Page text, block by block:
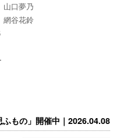
口夢乃
網谷花鈴
もの」開催中｜2026.04.08